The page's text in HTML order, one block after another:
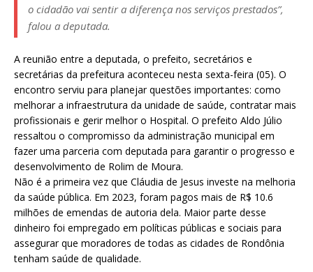
o cidadão vai sentir a diferença nos serviços prestados”,
falou a deputada.
A reunião entre a deputada, o prefeito, secretários e
secretárias da prefeitura aconteceu nesta sexta-feira (05). O
encontro serviu para planejar questões importantes: como
melhorar a infraestrutura da unidade de saúde, contratar mais
profissionais e gerir melhor o Hospital. O prefeito Aldo Júlio
ressaltou o compromisso da administração municipal em
fazer uma parceria com deputada para garantir o progresso e
desenvolvimento de Rolim de Moura.
Não é a primeira vez que Cláudia de Jesus investe na melhoria
da saúde pública. Em 2023, foram pagos mais de R$ 10.6
milhões de emendas de autoria dela. Maior parte desse
dinheiro foi empregado em políticas públicas e sociais para
assegurar que moradores de todas as cidades de Rondônia
tenham saúde de qualidade.